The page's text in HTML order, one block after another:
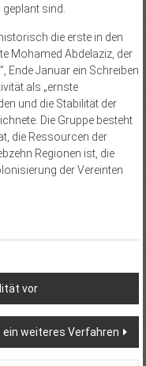
sind.
die erste in den
Mohamed Abdelaziz, der
Ende Januar ein Schreiben
als „ernste
und die Stabilität der
Die Gruppe besteht
die Ressourcen der
Regionen ist, die
der Vereinten
vor
ein weiteres Verfahren